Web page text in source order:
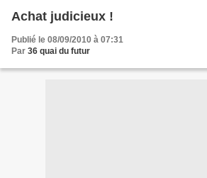
Achat judicieux !
Publié le 08/09/2010 à 07:31
Par 36 quai du futur